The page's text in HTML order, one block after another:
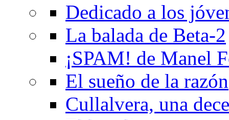
Dedicado a los
La balada de Beta-2
¡SPAM! de Manel
El sueño de la razón
Cullalvera, una